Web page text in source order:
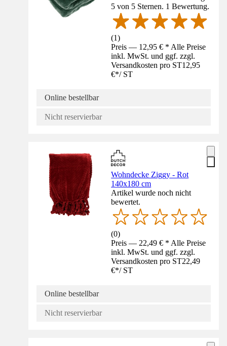
5 von 5 Sternen. 1 Bewertung.
(1)
Preis — 12,95 € * Alle Preise
inkl. MwSt. und ggf. zzgl.
Versandkosten pro ST12,95
€*/ ST
Online bestellbar
Nicht reservierbar
Wohndecke Ziggy - Rot
140x180 cm
Artikel wurde noch nicht
bewertet.
(0)
Preis — 22,49 € * Alle Preise
inkl. MwSt. und ggf. zzgl.
Versandkosten pro ST22,49
€*/ ST
Online bestellbar
Nicht reservierbar